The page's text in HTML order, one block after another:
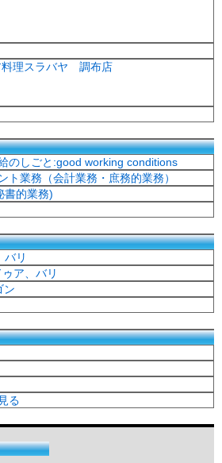
料理スラバヤ 調布店
のしごと:good working conditions
ト業務（会計業務・庶務的業務）
書的業務)
バリ
ア、バリ
ン
る